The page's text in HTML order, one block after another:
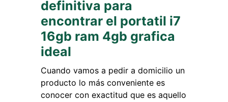
definitiva para
encontrar el portatil i7
16gb ram 4gb grafica
ideal
Cuando vamos a pedir a domicilio un
producto lo más conveniente es
conocer con exactitud que es aquello